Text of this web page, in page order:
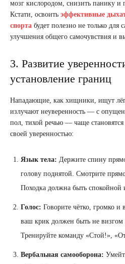
мозг кислородом, снизить панику и
Кстати, освоить эффективные
спорта будет полезно не только для
улучшения общего самочувствия и
3. Развитие
установление границ
Нападающие, как хищники, ищут
излучают неуверенность — с
пол, тихой речью — чаще
своей уверенностью:
Язык тела: Держите спину
голову поднятой. Смотрите
Походка должна быть спокойной
Голос: Говорите чётко, громко и
ваш крик должен быть не
Тренируйте команду «Стой!»,
Вербальная самооборона: